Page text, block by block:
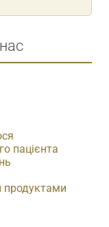
пацієнта
продуктами